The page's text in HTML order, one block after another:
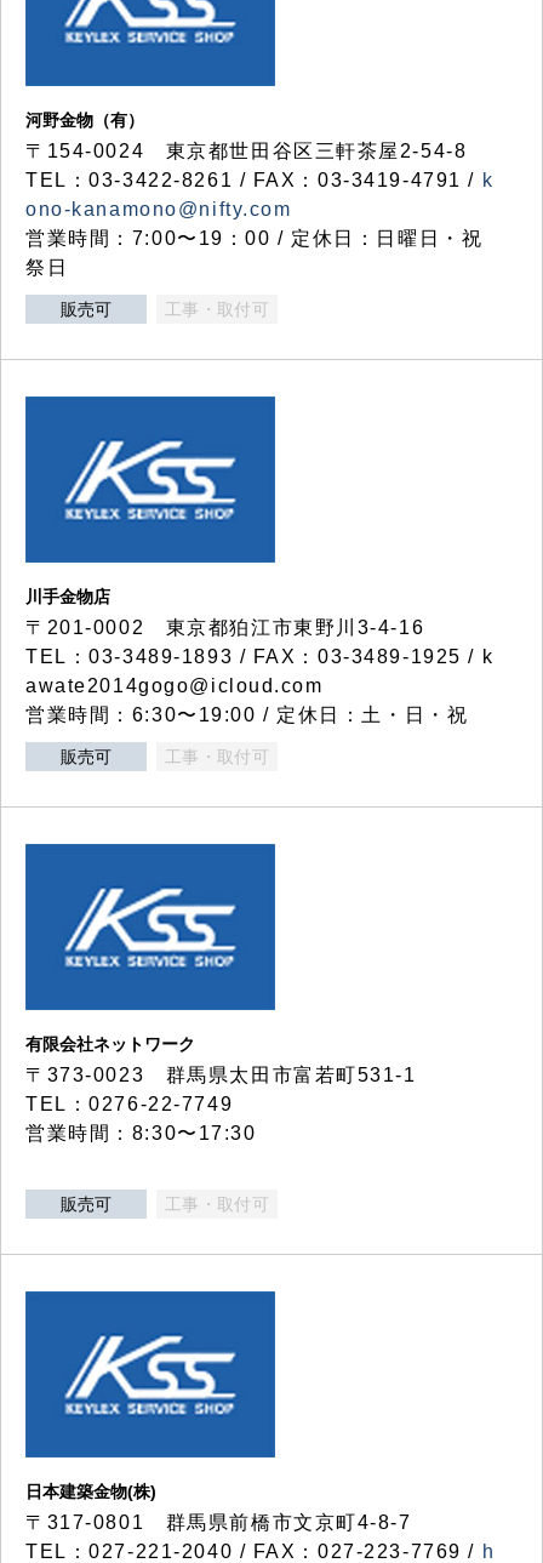
河野金物（有）
〒154-0024 東京都世田谷区三軒茶屋2-54-8
TEL：03-3422-8261 / FAX：03-3419-4791 / k
ono-kanamono@nifty.com
営業時間：7:00〜19：00 / 定休日：日曜日・祝
祭日
販売可 工事・取付可
川手金物店
〒201-0002 東京都狛江市東野川3-4-16
TEL：03-3489-1893 / FAX：03-3489-1925 / k
awate2014gogo@icloud.com
営業時間：6:30〜19:00 / 定休日：土・日・祝
販売可 工事・取付可
有限会社ネットワーク
〒373-0023 群馬県太田市富若町531-1
TEL：0276-22-7749
営業時間：8:30〜17:30
販売可 工事・取付可
日本建築金物(株)
〒317‐0801 群馬県前橋市文京町4-8-7
TEL：027-221-2040 / FAX：027-223-7769 / h